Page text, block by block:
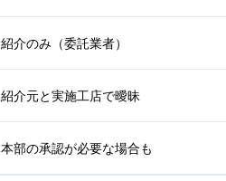
紹介のみ（委託業者）
紹介元と実施工店で曖昧
本部の承認が必要な場合も